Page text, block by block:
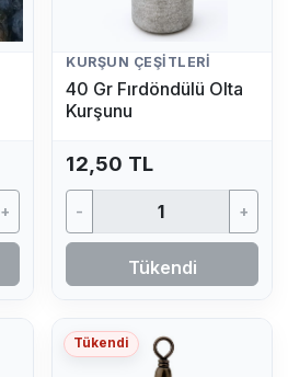
+
KURŞUN ÇEŞITLERI
40 Gr Fırdöndülü Olta
Kurşunu
12,50 TL
- +
Tükendi
Tükendi